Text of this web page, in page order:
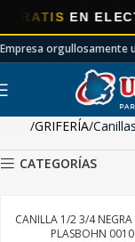
EN ELECTRO
Empresa orgullosamente
GRIFERÍA
CATEGORÍAS
CANILLA 1/2 3/4 NEGRA
PLASBOHN